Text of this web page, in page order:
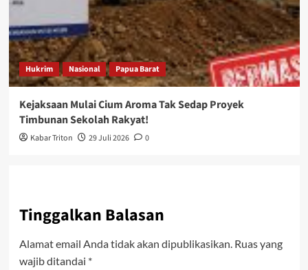
Hukrim Nasional Papua Barat
Kejaksaan Mulai Cium Aroma Tak Sedap Proyek
Timbunan Sekolah Rakyat!
Kabar Triton 29 Juli 2026 0
Tinggalkan Balasan
Alamat email Anda tidak akan dipublikasikan. Ruas yang
wajib ditandai *